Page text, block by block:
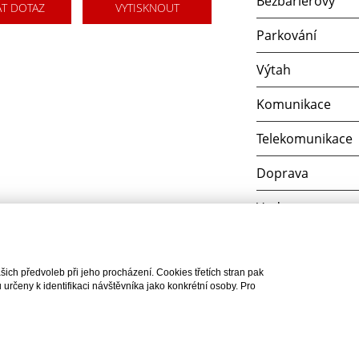
DOTAZ VYTISKNOUT
Parkování
Výtah
Komunikace
Telekomunikace
Doprava
Voda
Odpad
předvoleb při jeho procházení. Cookies třetích stran pak
k identifikaci návštěvníka jako konkrétní osoby. Pro